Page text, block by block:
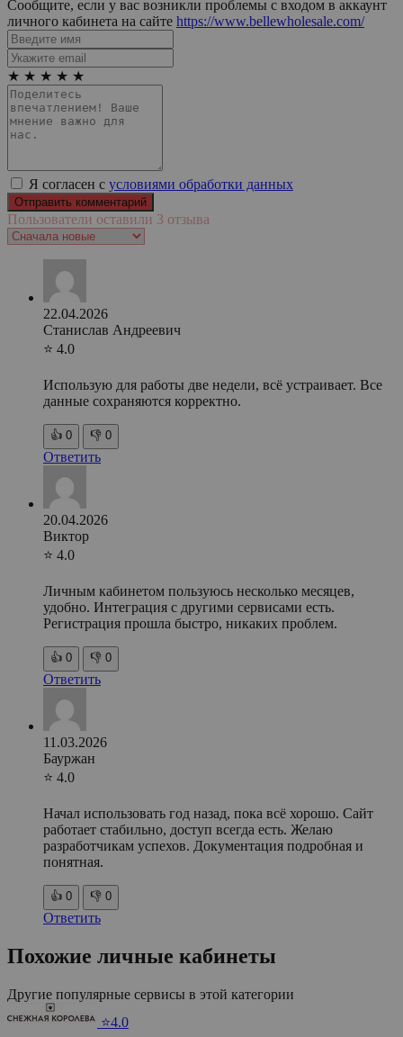
Сообщите, если у вас возникли проблемы с входом в аккаунт
личного кабинета на сайте https://www.bellewholesale.com/
★ ★ ★ ★ ★
Я согласен с условиями обработки данных
Пользователи оставили 3 отзыва
22.04.2026
Станислав Андреевич
⭐ 4.0
Использую для работы две недели, всё устраивает. Все
данные сохраняются корректно.
👍 0 👎 0
Ответить
20.04.2026
Виктор
⭐ 4.0
Личным кабинетом пользуюсь несколько месяцев,
удобно. Интеграция с другими сервисами есть.
Регистрация прошла быстро, никаких проблем.
👍 0 👎 0
Ответить
11.03.2026
Бауржан
⭐ 4.0
Начал использовать год назад, пока всё хорошо. Сайт
работает стабильно, доступ всегда есть. Желаю
разработчикам успехов. Документация подробная и
понятная.
👍 0 👎 0
Ответить
Похожие личные кабинеты
Другие популярные сервисы в этой категории
⭐4.0